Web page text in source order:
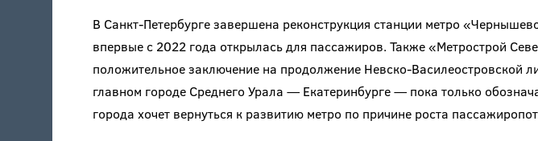
В Санкт-Петербурге завершена реконструкция станции метро
впервые с 2022 года открылась для пассажиров. Также «Метрострой
положительное заключение на продолжение Невско-Василеостровской
главном городе Среднего Урала — Екатеринбурге — пока только
города хочет вернуться к развитию метро по причине роста